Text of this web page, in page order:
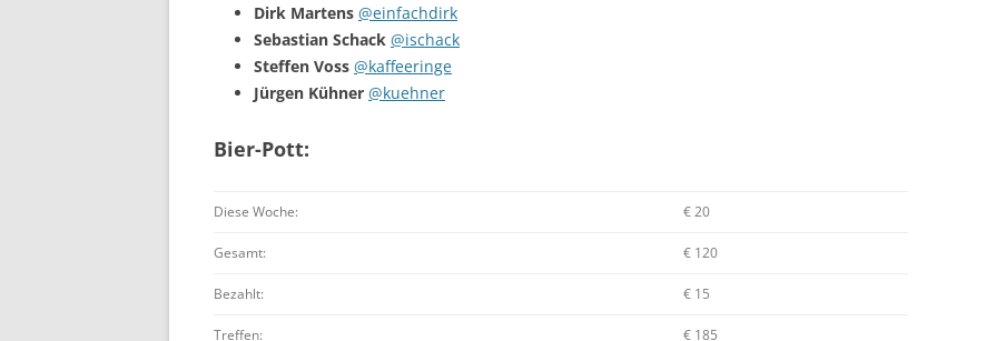
Dirk Martens @einfachdirk
Sebastian Schack @ischack
Steffen Voss @kaffeeringe
Jürgen Kühner @kuehner
Bier-Pott:
Diese Woche: € 20
Gesamt: € 120
Bezahlt: € 15
Treffen: € 185